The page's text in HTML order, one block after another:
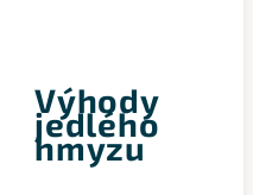
Výhody
jedlého
hmyzu